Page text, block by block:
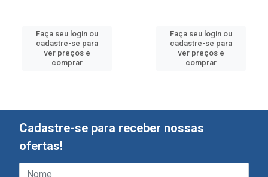
Faça seu login ou
cadastre-se para
ver preços e
comprar
Faça seu login ou
cadastre-se para
ver preços e
comprar
Cadastre-se para receber nossas
ofertas!